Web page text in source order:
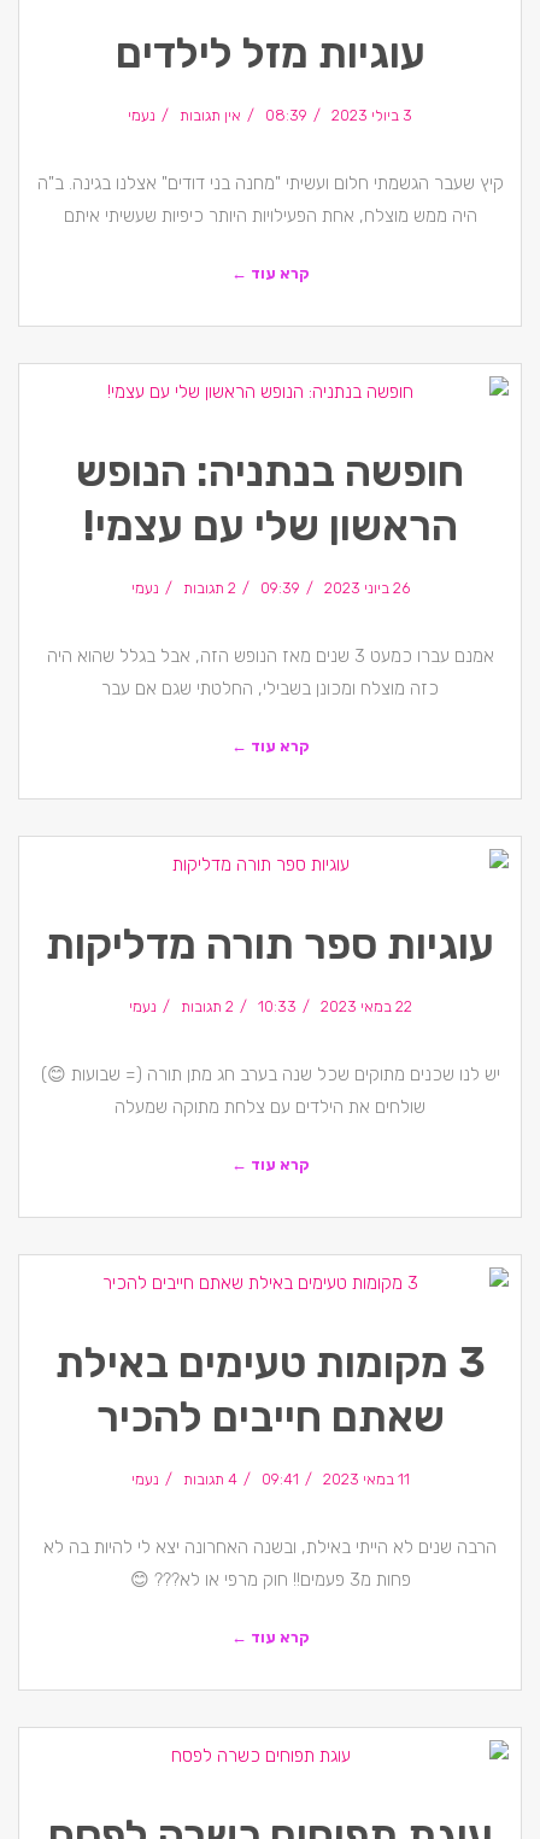
עוגיות מזל לילדים
3 ביולי 2023 08:39 אין תגובות נעמי
קיץ שעבר הגשמתי חלום ועשיתי "מחנה בני דודים" אצלנו בגינה. ב"ה
היה ממש מוצלח, אחת הפעילויות היותר כיפיות שעשיתי איתם
קרא עוד ←
חופשה בנתניה: הנופש
הראשון שלי עם עצמי!
26 ביוני 2023 09:39 2 תגובות נעמי
אמנם עברו כמעט 3 שנים מאז הנופש הזה, אבל בגלל שהוא היה
כזה מוצלח ומכונן בשבילי, החלטתי שגם אם עבר
קרא עוד ←
עוגיות ספר תורה מדליקות
22 במאי 2023 10:33 2 תגובות נעמי
יש לנו שכנים מתוקים שכל שנה בערב חג מתן תורה (= שבועות 😊)
שולחים את הילדים עם צלחת מתוקה שמעלה
קרא עוד ←
3 מקומות טעימים באילת
שאתם חייבים להכיר
11 במאי 2023 09:41 4 תגובות נעמי
הרבה שנים לא הייתי באילת, ובשנה האחרונה יצא לי להיות בה לא
פחות מ3 פעמים!! חוק מרפי או לא??? 😊
קרא עוד ←